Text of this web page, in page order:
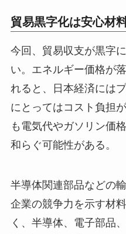
貿易黒字化は安心材
今回、貿易収支が黒字
い。エネルギー価格が
れると、日本経済には
にとってはコスト負担
も電気代やガソリン価
和らぐ可能性がある。
半導体関連部品などの
企業の競争力を示す材
く、半導体、電子部品